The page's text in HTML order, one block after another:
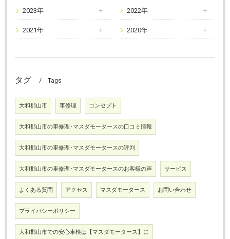
2023年 2022年
2021年 2020年
タグ Tags
大和郡山市 車修理 コンセプト
大和郡山市の車修理･マスダモータースの口コミ情報
大和郡山市の車修理･マスダモータースの評判
大和郡山市の車修理･マスダモータースのお客様の声 サービス
よくある質問 アクセス マスダモータース お問い合わせ
プライバシーポリシー
大和郡山市での安心車検は【マスダモータース】に